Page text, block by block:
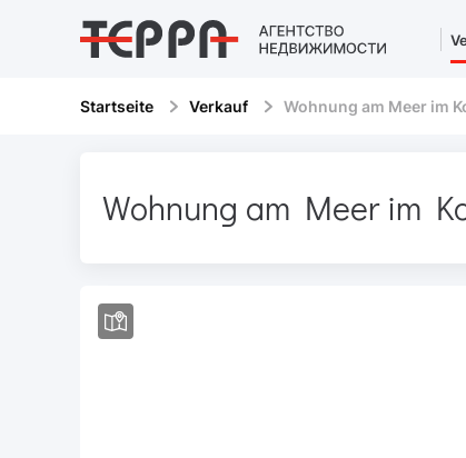
Startseite Verkauf Wohnung am Meer im
Wohnung am Meer im